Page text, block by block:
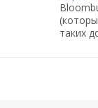
таких